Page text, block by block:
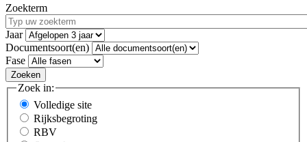
Zoekterm
Jaar
Documentsoort(en)
Fase
Zoek in:
Volledige site
Rijksbegroting
RBV